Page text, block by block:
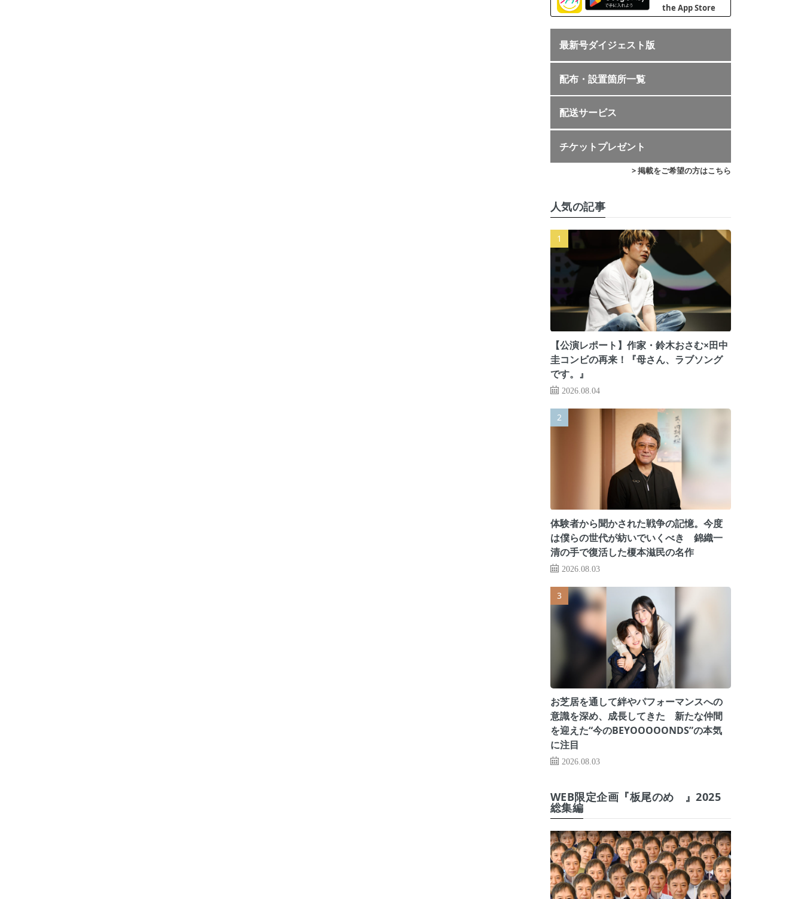
最新号ダイジェスト版
配布・設置箇所一覧
配送サービス
チケットプレゼント
> 掲載をご希望の方はこちら
人気の記事
【公演レポート】作家・鈴木おさむ×田中
圭コンビの再来！『母さん、ラブソング
です。』
2026.08.04
体験者から聞かされた戦争の記憶。今度
は僕らの世代が紡いでいくべき 錦織一
清の手で復活した榎本滋民の名作
2026.08.03
お芝居を通して絆やパフォーマンスへの
意識を深め、成長してきた 新たな仲間
を迎えた“今のBEYOOOOONDS”の本気
に注目
2026.08.03
WEB限定企画『板尾のめ゙』2025
総集編